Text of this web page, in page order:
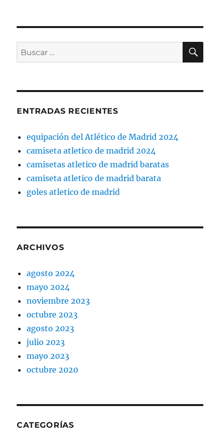
Buscar
por:
ENTRADAS RECIENTES
equipación del Atlético de Madrid 2024
camiseta atletico de madrid 2024
camisetas atletico de madrid baratas
camiseta atletico de madrid barata
goles atletico de madrid
ARCHIVOS
agosto 2024
mayo 2024
noviembre 2023
octubre 2023
agosto 2023
julio 2023
mayo 2023
octubre 2020
CATEGORÍAS